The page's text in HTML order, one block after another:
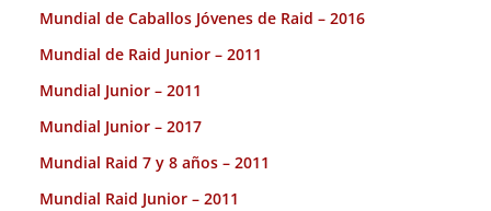
Mundial de Caballos Jóvenes de Raid – 2016
Mundial de Raid Junior – 2011
Mundial Junior – 2011
Mundial Junior – 2017
Mundial Raid 7 y 8 años – 2011
Mundial Raid Junior – 2011